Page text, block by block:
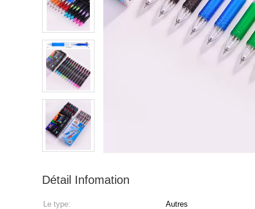
Détail Infomation
Le type: Autres